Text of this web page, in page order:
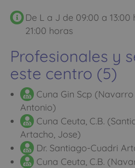
De L a J de 09:00 a 13:00
21:00 horas
Profesionales y
este centro (5)
Cuna Gin Scp
Antonio)
Cuna Ceuta, C.B.
Artacho, Jose)
Dr. Santiago-Cuadri
Cuna Ceuta, C.B.